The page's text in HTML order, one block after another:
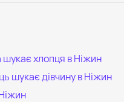
шукає хлопця в Ніжин
шукає дівчину в Ніжин